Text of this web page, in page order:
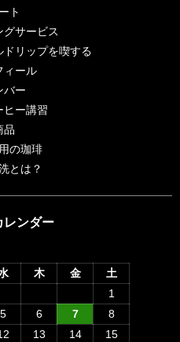
ト
グサービス
ドリップを喫する
ィール
バー
ヒー講習
品
の珈琲
とは？
レンダー
木 金
土
1
5 6 7
8
13 14 15